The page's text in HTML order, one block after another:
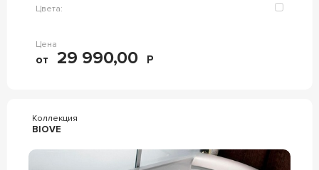
Цвета:
Цена
от 29 990,00 Р
Коллекция
BIOVE